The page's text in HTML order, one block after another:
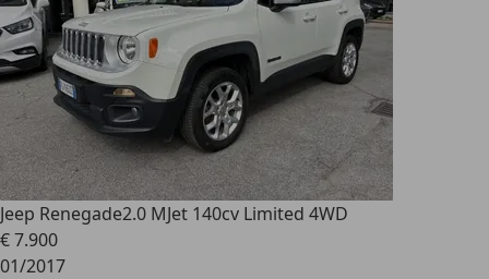
Jeep Renegade2.0 MJet 140cv Limited 4WD
€ 7.900
01/2017